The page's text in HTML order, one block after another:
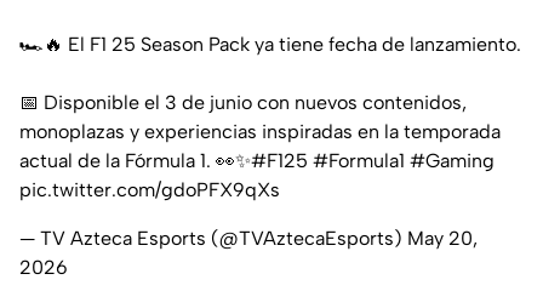
🏎️🔥 El F1 25 Season Pack ya tiene fecha de lanzamiento.
📅 Disponible el 3 de junio con nuevos contenidos,
monoplazas y experiencias inspiradas en la temporada
actual de la Fórmula 1. 👀✨#F125 #Formula1 #Gaming
pic.twitter.com/gdoPFX9qXs
— TV Azteca Esports (@TVAztecaEsports) May 20,
2026